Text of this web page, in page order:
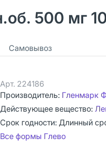
500 мг
Самовывоз
Арт. 224186
Производитель: Гленмарк
Действующее вещество:
Срок годности: Длинный
Все формы Глево